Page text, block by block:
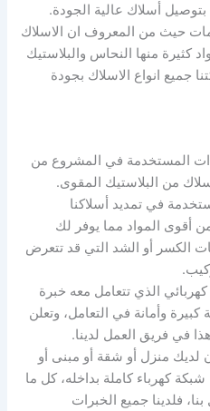
بتوصيل أسلاك عالية الجودة.
حيث من المعروف ان الاسلاك
كثيرة منها النحاس والبلاستيك
جميع انواع الاسلاك بجودة
المستخدمة في المشروع من
من البلاستيك المقوى.
في تمديد أسلاكنا
أقوى المواد مما يوفر لك
الكسر أو الشد التي قد تتعرض
الذي تتعامل معه خبرة
كبيرة وأمانة في التعامل، وتعلن
في فريق العمل لدينا.
لديك منزل أو شقة أو مبنى أو
كهرباء كاملة بداخله، كل ما
فلدينا جميع الخبرات